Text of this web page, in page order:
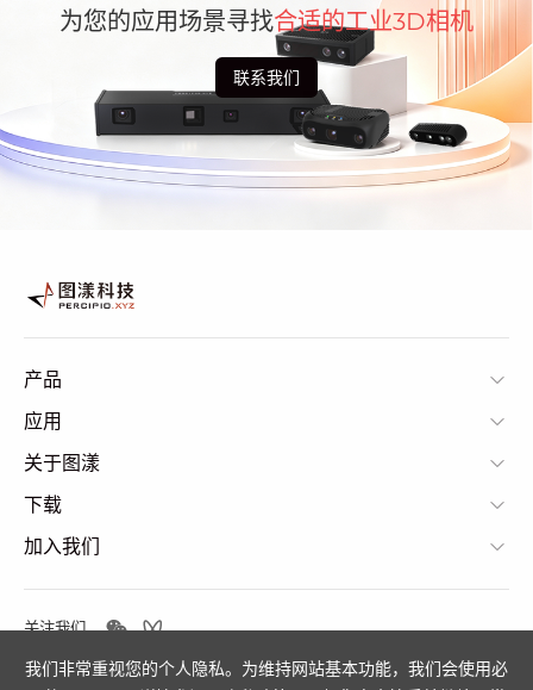
我们非常重视您的个人隐私。为维持网站基本功能，我们会使用必
为您的应用场景寻找合适的工业3D相机
联系我们
产品
应用
关于图漾
下载
加入我们
关注我们